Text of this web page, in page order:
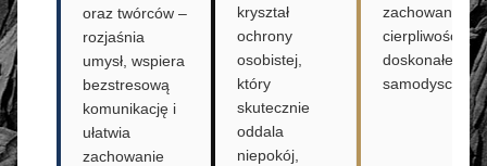
oraz twórców –
rozjaśnia
umysł, wspiera
bezstresową
komunikację i
ułatwia
zachowanie
kryształ
ochrony
osobistej,
który
skutecznie
oddala
niepokój,
zachowaniu
cierpliwości i
doskonałej